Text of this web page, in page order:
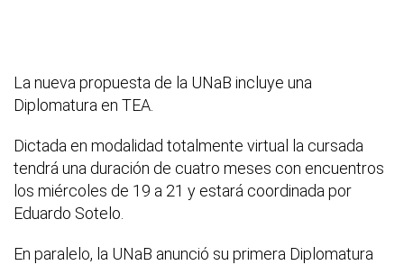
La nueva propuesta de la UNaB incluye una
Diplomatura en TEA.
Dictada en modalidad totalmente virtual la cursada
tendrá una duración de cuatro meses con encuentros
los miércoles de 19 a 21 y estará coordinada por
Eduardo Sotelo.
En paralelo, la UNaB anunció su primera Diplomatura